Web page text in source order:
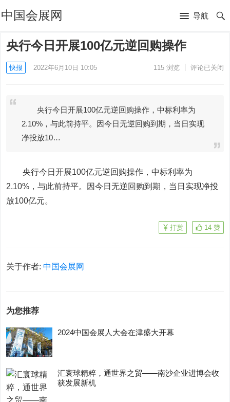
中国会展网 导航
央行今日开展100亿元逆回购操作
快报 2022年6月10日 10:05 115浏览 评论已关闭
央行今日开展100亿元逆回购操作，中标利率为
2.10%，与此前持平。因今日无逆回购到期，当日实现
净投放10…
央行今日开展100亿元逆回购操作，中标利率为
2.10%，与此前持平。因今日无逆回购到期，当日实现净投
放100亿元。
14 赞
打赏
关于作者:中国会展网
为您推荐
2024中国会展人大会在津盛大开幕
汇寰球精粹，通世界之贸——南沙企业进博会收
获发展新机